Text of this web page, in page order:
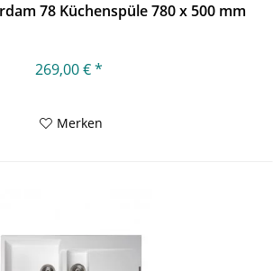
78 Küchenspüle 780 x 500 mm
269,00 € *
Merken